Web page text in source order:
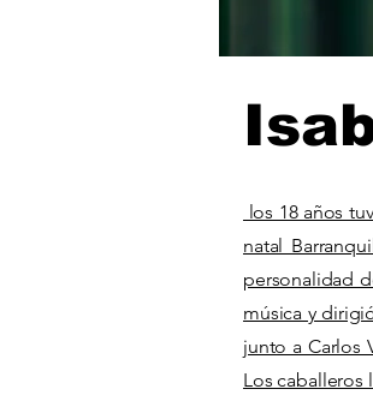
los 18 años
natal
personalidad
música y
junto a Carlos
Los caballeros